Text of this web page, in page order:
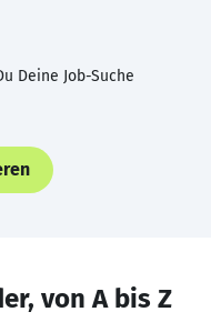
Deine Job-Suche
von A bis Z